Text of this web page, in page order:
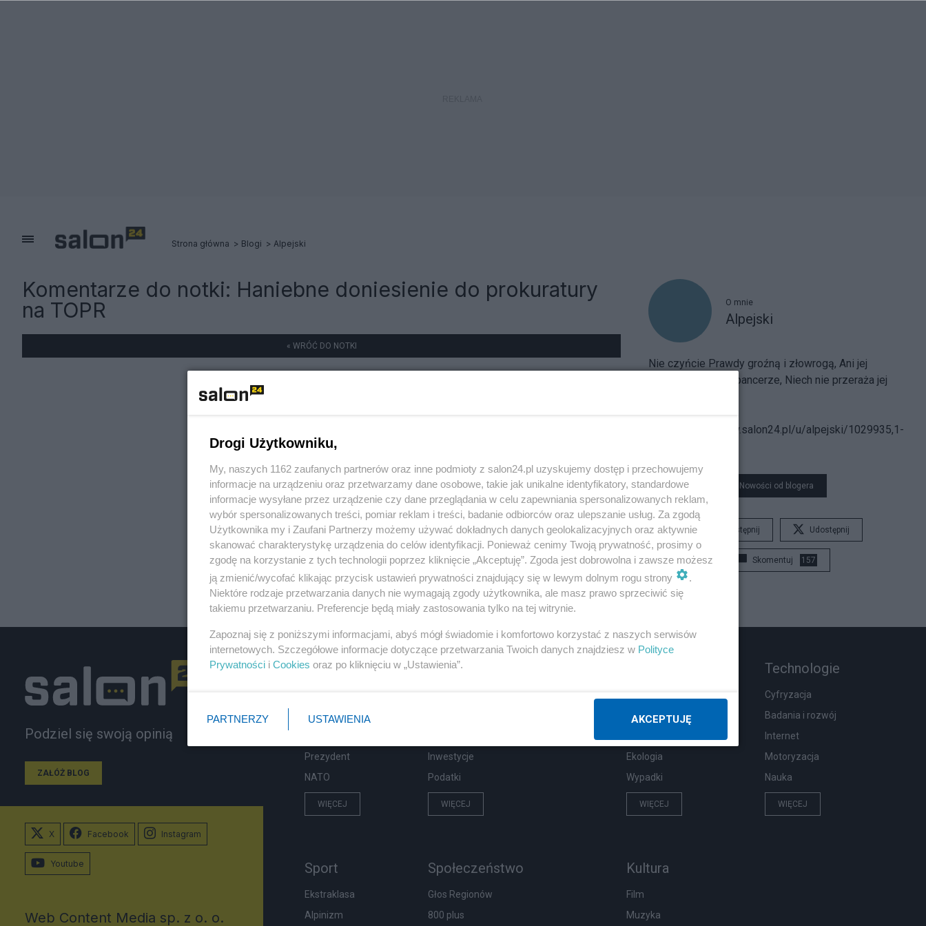
Strona główna Blogi Alpejski
Komentarze do notki: Haniebne doniesienie do prokuratury
na TOPR
« WRÓĆ DO NOTKI
O mnie
Alpejski
Nie czyńcie Prawdy groźną i złowrogą, Ani jej
strójcie w hełmy i pancerze, Niech nie przeraża jej
https://www.salon24.pl/u/alpejski/1029935,1-
Nowości od blogera
Udostępnij Udostępnij
Skomentuj 157
Podziel się swoją opinią
ZAŁÓŻ BLOG
Polityka
PiS
Prezydent
NATO
WIĘCEJ
Gospodarka
Inwestycje
Podatki
WIĘCEJ
Podróże
Ekologia
Wypadki
WIĘCEJ
Technologie
Cyfryzacja
Badania i rozwój
Internet
Motoryzacja
Nauka
WIĘCEJ
Sport
Ekstraklasa
Alpinizm
Społeczeństwo
Głos Regionów
800 plus
Kultura
Film
Muzyka
X Facebook Instagram
Youtube
Web Content Media sp. z o. o.
Drogi Użytkowniku,
My, naszych 1162 zaufanych partnerów oraz inne podmioty z salon24.pl uzyskujemy dostęp i przechowujemy
informacje na urządzeniu oraz przetwarzamy dane osobowe, takie jak unikalne identyfikatory, standardowe
informacje wysyłane przez urządzenie czy dane przeglądania w celu zapewniania spersonalizowanych reklam,
wybór spersonalizowanych treści, pomiar reklam i treści, badanie odbiorców oraz ulepszanie usług. Za zgodą
Użytkownika my i Zaufani Partnerzy możemy używać dokładnych danych geolokalizacyjnych oraz aktywnie
skanować charakterystykę urządzenia do celów identyfikacji. Ponieważ cenimy Twoją prywatność, prosimy o
zgodę na korzystanie z tych technologii poprzez kliknięcie „Akceptuję”. Zgoda jest dobrowolna i zawsze możesz
ją zmienić/wycofać klikając przycisk ustawień prywatności znajdujący się w lewym dolnym rogu strony
.
Niektóre rodzaje przetwarzania danych nie wymagają zgody użytkownika, ale masz prawo sprzeciwić się
takiemu przetwarzaniu. Preferencje będą miały zastosowania tylko na tej witrynie.
Zapoznaj się z poniższymi informacjami, abyś mógł świadomie i komfortowo korzystać z naszych serwisów
internetowych. Szczegółowe informacje dotyczące przetwarzania Twoich danych znajdziesz w Polityce
Prywatności i Cookies oraz po kliknięciu w „Ustawienia”.
PARTNERZY USTAWIENIA AKCEPTUJĘ